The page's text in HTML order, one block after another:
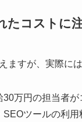
たコストに注
ますが、実際に
万円の担当者
ツールの利用